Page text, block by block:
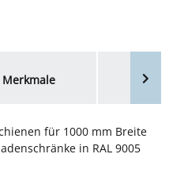
Merkmale
für 1000 mm Breite
in RAL 9005